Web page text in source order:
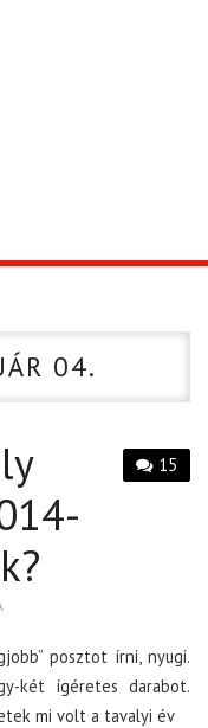
04.
15
posztot írni, nyugi.
két ígéretes darabot.
mi volt a tavalyi év